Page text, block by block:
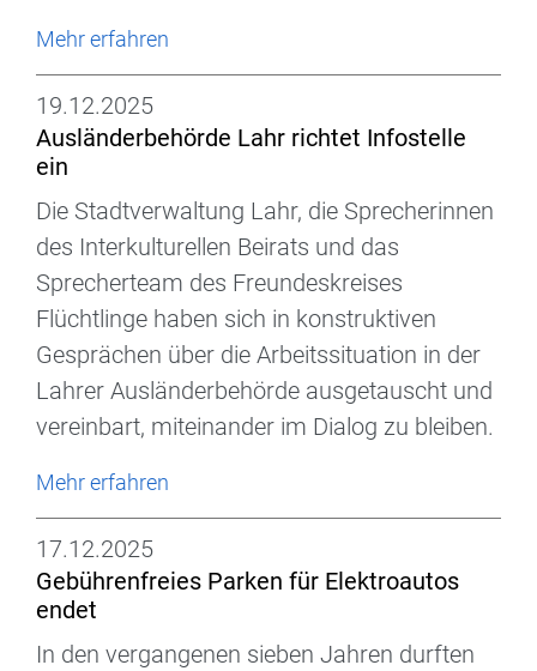
Mehr erfahren
19.12.2025
Ausländerbehörde Lahr richtet Infostelle
ein
Die Stadtverwaltung Lahr, die Sprecherinnen
des Interkulturellen Beirats und das
Sprecherteam des Freundeskreises
Flüchtlinge haben sich in konstruktiven
Gesprächen über die Arbeitssituation in der
Lahrer Ausländerbehörde ausgetauscht und
vereinbart, miteinander im Dialog zu bleiben.
Mehr erfahren
17.12.2025
Gebührenfreies Parken für Elektroautos
endet
In den vergangenen sieben Jahren durften